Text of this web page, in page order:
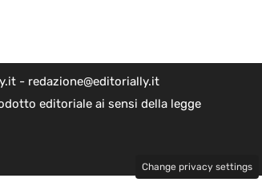
- redazione@editorially.it
editoriale ai sensi della legge
Change privacy settings